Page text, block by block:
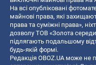
На всі опубліковані
майнові права, які
права та суміжні права»,
дозволу ТОВ «Золота
підлягають подальшому
будь-якій формі.
Редакція OBOZ.UA може не